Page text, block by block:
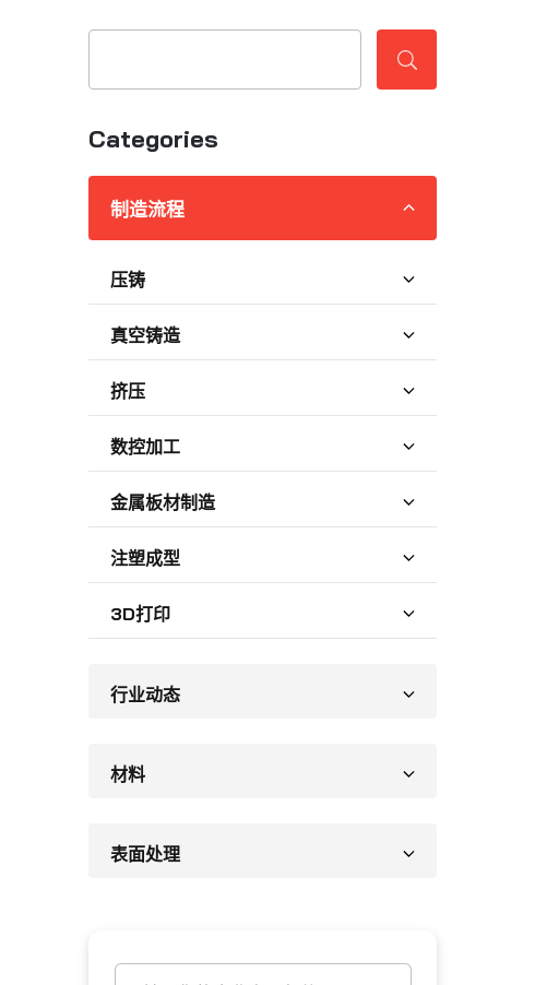
Categories
制造流程
压铸
真空铸造
挤压
数控加工
金属板材制造
注塑成型
3D打印
行业动态
材料
表面处理